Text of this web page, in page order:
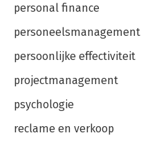
personal finance
personeelsmanagement
persoonlijke effectiviteit
projectmanagement
psychologie
reclame en verkoop